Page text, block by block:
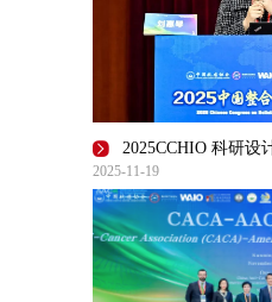
2025-11-19